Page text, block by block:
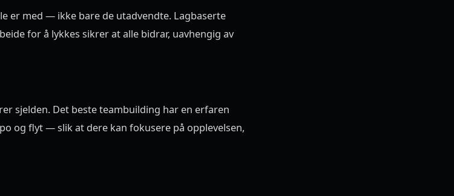
er med — ikke bare de utadvendte. Lagbaserte
for å lykkes sikrer at alle bidrar, uavhengig av
sjelden. Det beste teambuilding har en erfaren
og flyt — slik at dere kan fokusere på opplevelsen,